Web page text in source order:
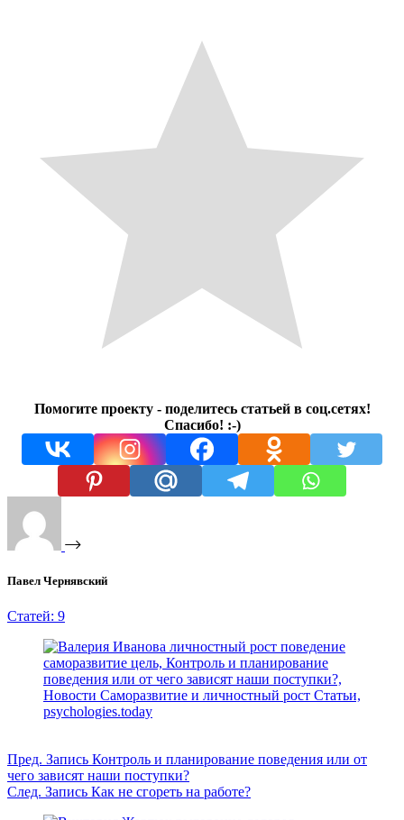
Помогите проекту - поделитесь статьей в соц.сетях!
Спасибо! :-)
Павел Чернявский
Статей: 9
Пред. Запись Контроль и планирование поведения или от
чего зависят наши поступки?
След. Запись Как не сгореть на работе?